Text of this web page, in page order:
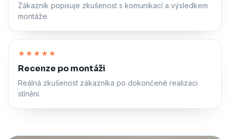
Zákazník popisuje zkušenost s komunikací a výsledkem
montáže.
★★★★★
Recenze po montáži
Reálná zkušenost zákazníka po dokončené realizaci
stínění.